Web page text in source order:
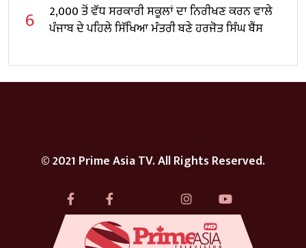
6
2,000 ਤੋਂ ਵੱਧ ਸਰਕਾਰੀ ਸਕੂਲਾਂ ਦਾ ਨਿਰੀਖਣ ਕਰਨ ਵਾਲੇ
ਪੰਜਾਬ ਦੇ ਪਹਿਲੇ ਸਿੱਖਿਆ ਮੰਤਰੀ ਬਣੇ ਹਰਜੋਤ ਸਿੰਘ ਬੈਂਸ
© 2021 Prime Asia TV. All Rights Reserved.